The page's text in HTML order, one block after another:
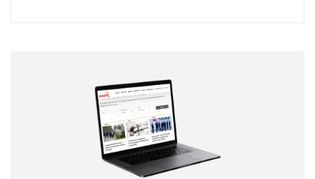
Correo electrónico
Tipo de comentario